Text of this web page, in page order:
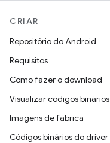
CRIAR
Repositório do Android
Requisitos
Como fazer o download
Visualizar códigos binários
Imagens de fábrica
Códigos binários do driver